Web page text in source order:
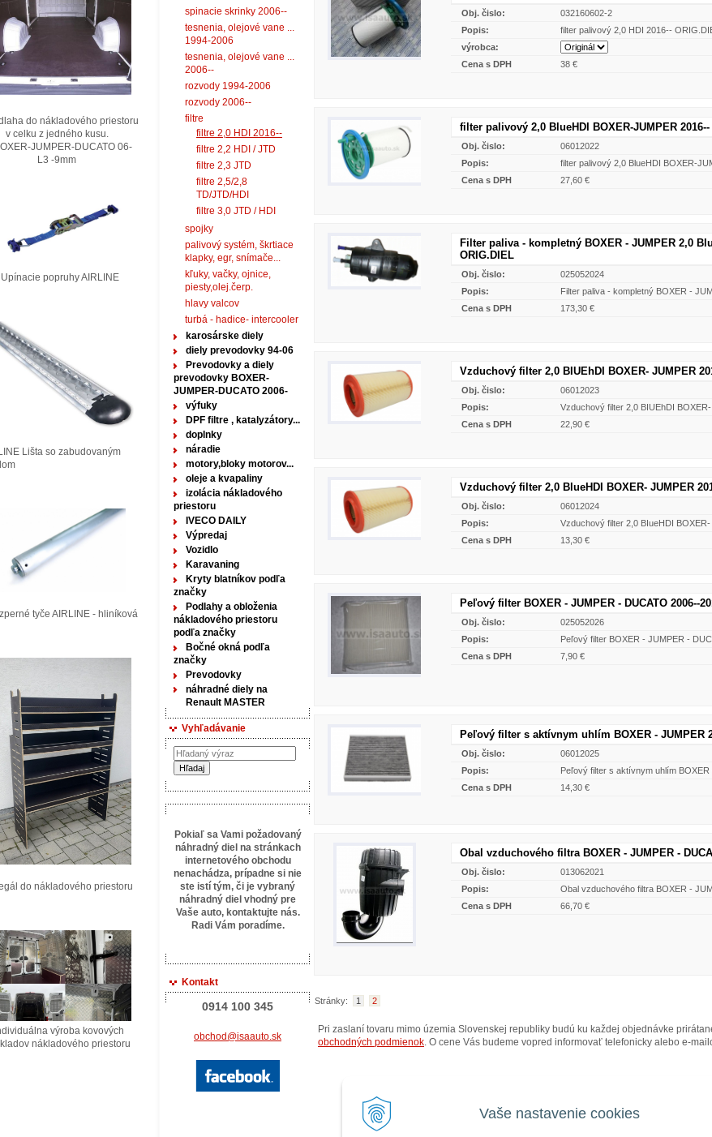
Vaše nastavenie cookies
spinacie skrinky 2006--
tesnenia, olejové vane ...
1994-2006
tesnenia, olejové vane ...
2006--
rozvody 1994-2006
rozvody 2006--
filtre
filtre 2,0 HDI 2016--
filtre 2,2 HDI / JTD
filtre 2,3 JTD
filtre 2,5/2,8
TD/JTD/HDI
filtre 3,0 JTD / HDI
spojky
palivový systém, škrtiace
klapky, egr, snímače...
kľuky, vačky, ojnice,
piesty,olej.čerp.
hlavy valcov
turbá - hadice- intercooler
karosárske diely
diely prevodovky 94-06
Prevodovky a diely
prevodovky BOXER-
JUMPER-DUCATO 2006-
výfuky
DPF filtre , katalyzátory...
doplnky
náradie
motory,bloky motorov...
oleje a kvapaliny
izolácia nákladového
priestoru
IVECO DAILY
Výpredaj
Vozidlo
Karavaning
Kryty blatníkov podľa
značky
Podlahy a obloženia
nákladového priestoru
podľa značky
Bočné okná podľa
značky
Prevodovky
náhradné diely na
Renault MASTER
Vyhľadávanie
Pokiaľ sa Vami požadovaný
náhradný diel na stránkach
internetového obchodu
nenachádza, prípadne si nie
ste istí tým, či je vybraný
náhradný diel vhodný pre
Vaše auto, kontaktujte nás.
Radi Vám poradíme.
Kontakt
0914 100 345
obchod@isaauto.sk
Obj. čislo:
032160602-2
Popis:
filter palivový 2,0 HDI 2016--
výrobca:
Cena s DPH
38 €
filter palivový 2,0 BlueHDI BOXER-JUMPER 2016--
Obj. čislo:
06012022
Popis:
filter palivový 2,0 BlueHDI BOXER-
Cena s DPH
27,60 €
Filter paliva - kompletný BOXER - JUMPER 2,0
ORIG.DIEL
Obj. čislo:
025052024
Popis:
Filter paliva - kompletný BOXER -
Cena s DPH
173,30 €
Vzduchový filter 2,0 BIUEhDI BOXER- JUMPER
Obj. čislo:
06012023
Popis:
Vzduchový filter 2,0 BIUEhDI
Cena s DPH
22,90 €
Vzduchový filter 2,0 BlueHDI BOXER- JUMPER
Obj. čislo:
06012024
Popis:
Vzduchový filter 2,0 BIueHDI
Cena s DPH
13,30 €
Peľový filter BOXER - JUMPER - DUCATO 2006--
Obj. čislo:
025052026
Popis:
Peľový filter BOXER - JUMPER -
Cena s DPH
7,90 €
Peľový filter s aktívnym uhlím BOXER - JUMPER
Obj. čislo:
06012025
Popis:
Peľový filter s aktívnym uhlím
Cena s DPH
14,30 €
Obal vzduchového filtra BOXER - JUMPER -
Obj. čislo:
013062021
Popis:
Obal vzduchového filtra BOXER -
Cena s DPH
66,70 €
Stránky: 1 2
Pri zaslaní tovaru mimo územia Slovenskej republiky budú ku každej objednávke
obchodných podmienok . O cene Vás budeme vopred informovať telefonicky alebo e-
do nákladového priestoru
z jedného kusu.
JUMPER-DUCATO 06-
-9mm
popruhy AIRLINE
Lišta so zabudovaným
tyče AIRLINE - hliníková
do nákladového priestoru
výroba kovových
nákladového priestoru